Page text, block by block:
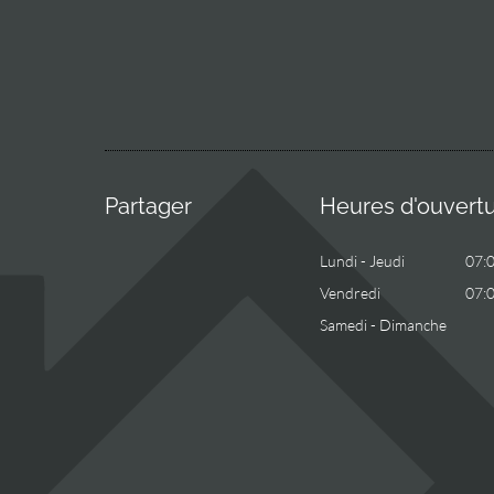
Partager Heures
Lundi - Jeudi
Vendredi
Samedi - Dimanche